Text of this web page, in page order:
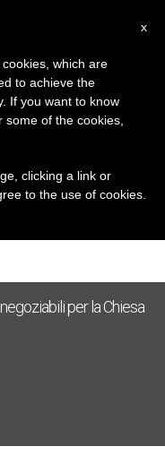
per la Chiesa
x
which are
to achieve the
If you want to know
of the cookies,
clicking a link or
to the use of cookies.